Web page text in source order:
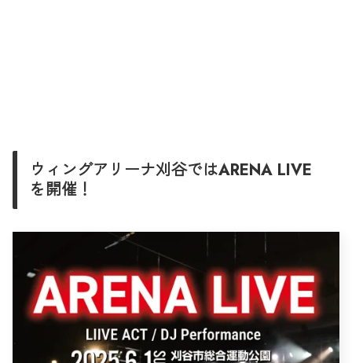
ウィングアリーナ刈谷ではARENA LIVE
を開催！